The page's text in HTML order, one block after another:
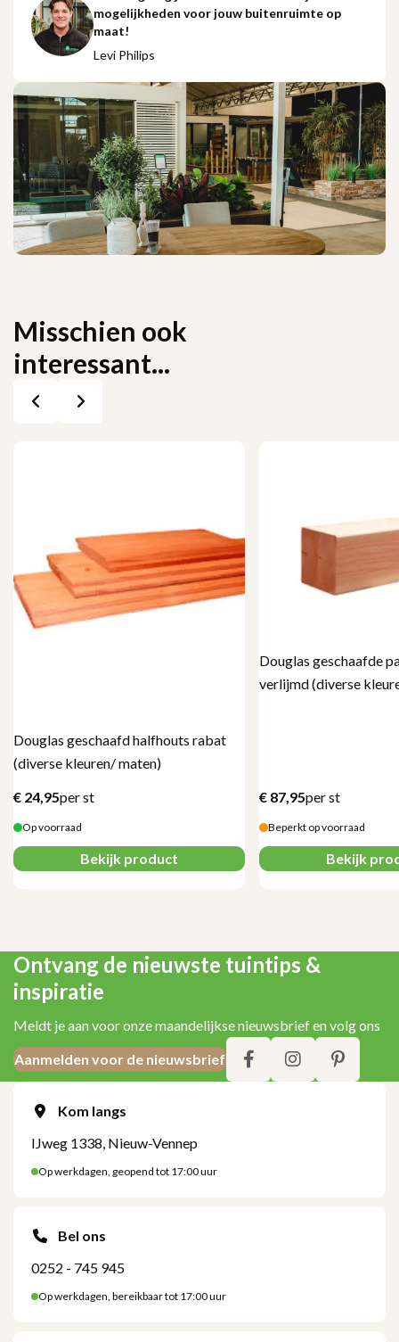
mogelijkheden voor jouw buitenruimte op
maat!
Levi Philips
Misschien ook
interessant...
Douglas geschaafd halfhouts rabat
(diverse kleuren/ maten)
€ 24,95per st
Op voorraad
Bekijk product
Douglas geschaafde
verlijmd (diverse
€ 87,95per st
Beperkt op voorraad
Bekijk
Ontvang de nieuwste tuintips &
inspiratie
Meldt je aan voor onze maandelijkse nieuwsbrief en volg ons
Aanmelden voor de nieuwsbrief
Kom langs
IJweg 1338, Nieuw-Vennep
Op werkdagen, geopend tot 17:00 uur
Bel ons
0252 - 745 945
Op werkdagen, bereikbaar tot 17:00 uur